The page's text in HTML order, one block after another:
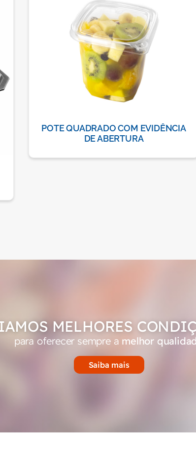
POTE QUADRADO COM EVIDÊNCIA
DE ABERTURA
MELHORES
para oferecer sempre a melhor
Saiba mais